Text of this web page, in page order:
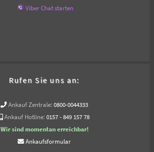
Viber Chat starten
Rufen Sie uns an:
Ankauf Zentrale: 0800-0044333
Ankauf Hotline: 0157 - 849 157 78
Wir sind momentan erreichbar!
Ankaufsformular